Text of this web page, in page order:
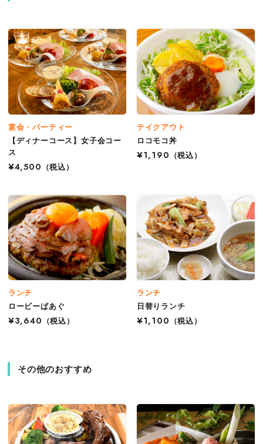
宴会・パーティー
【ディナーコース】女子会コー
ス
¥4,500
（税込）
テイクアウト
ロコモコ丼
¥1,190
（税込）
ランチ
ロービーばあぐ
¥3,640
（税込）
ランチ
日替りランチ
¥1,100
（税込）
その他のおすすめ